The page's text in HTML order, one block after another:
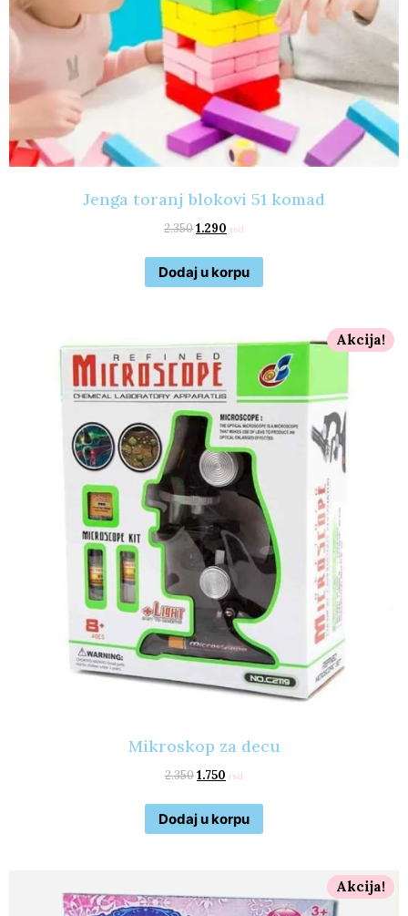
Jenga toranj blokovi 51 komad
2.3501.290 rsd
Dodaj u korpu
Akcija!
Mikroskop za decu
2.3501.750 rsd
Dodaj u korpu
Akcija!